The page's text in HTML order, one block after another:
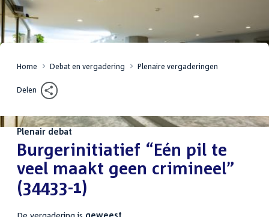
Home Debat en vergadering Plenaire vergaderingen
Delen
Plenair debat
:Burgerinitiatief “Eén pil te
veel maakt geen crimineel”
(34433-1)
De vergadering is geweest